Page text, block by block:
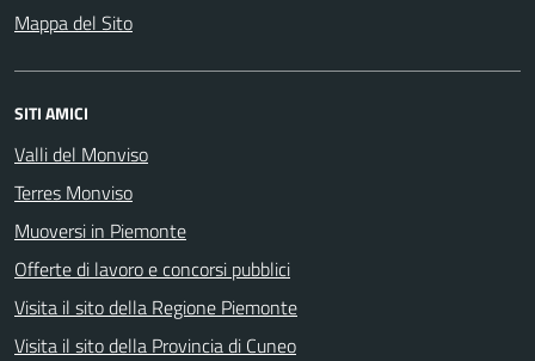
Mappa del Sito
SITI AMICI
Valli del Monviso
Terres Monviso
Muoversi in Piemonte
Offerte di lavoro e concorsi pubblici
Visita il sito della Regione Piemonte
Visita il sito della Provincia di Cuneo